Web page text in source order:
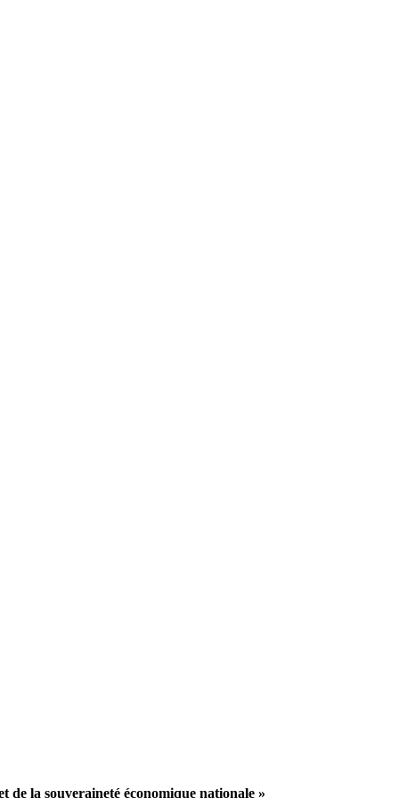
la souveraineté économique nationale »